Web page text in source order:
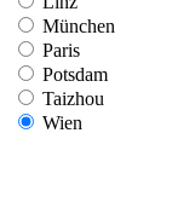
München
Paris
Potsdam
Taizhou
Wien